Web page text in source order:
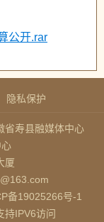
公开.rar
隐私保护
省寿县融媒体中心
厦
备19025266号-1
持IPV6访问